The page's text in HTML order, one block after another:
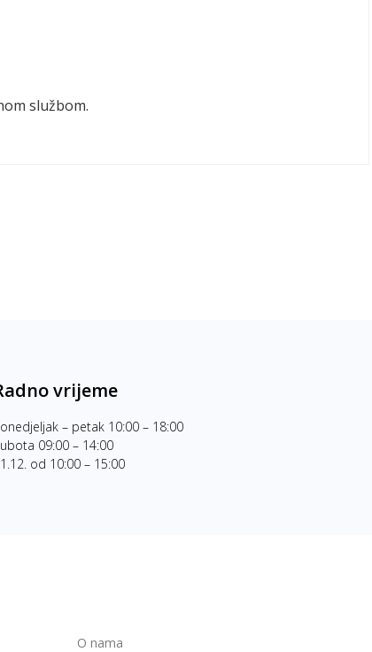
službom.
vrijeme
– petak 10:00 – 18:00
09:00 – 14:00
od 10:00 – 15:00
O nama